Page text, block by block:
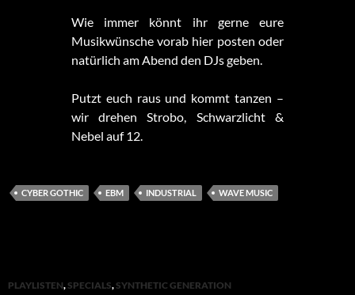
Wie immer könnt ihr gerne eure
Musikwünsche vorab hier posten oder
natürlich am Abend den DJs geben.
Putzt euch raus und kommt tanzen –
wir drehen Strobo, Schwarzlicht &
Nebel auf 12.
CYBER GOTHIC EBM INDUSTRIAL WAVE MUSIC
PLAYLISTEN, SPECIALS, SYNTHETIC GENERATION